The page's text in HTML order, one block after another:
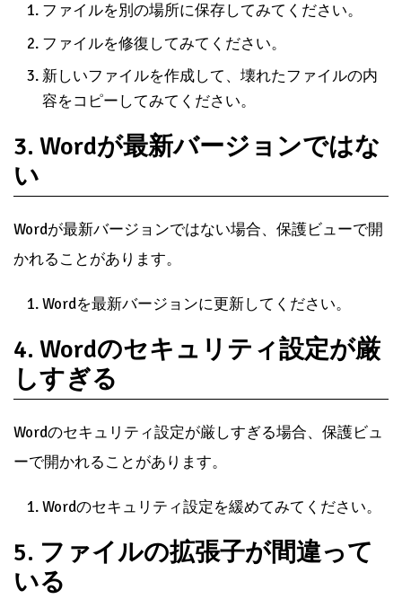
ファイルを別の場所に保存してみてください。
ファイルを修復してみてください。
新しいファイルを作成して、壊れたファイルの内
容をコピーしてみてください。
3. Wordが最新バージョンではな
い
Wordが最新バージョンではない場合、保護ビューで開
かれることがあります。
Wordを最新バージョンに更新してください。
4. Wordのセキュリティ設定が厳
しすぎる
Wordのセキュリティ設定が厳しすぎる場合、保護ビュ
ーで開かれることがあります。
Wordのセキュリティ設定を緩めてみてください。
5. ファイルの拡張子が間違って
いる